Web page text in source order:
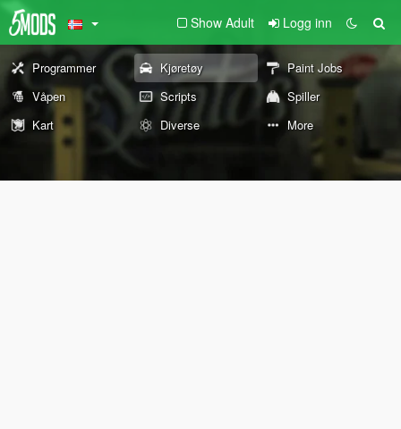
Show Adult Logg inn
Programmer Kjøretøy
Paint Jobs
Våpen
Scripts
Spiller
Kart
Diverse More